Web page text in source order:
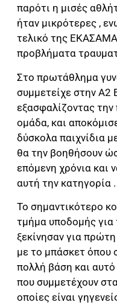
παρότι η μισές
ήταν μικρότερες ,
τελικό της
προβλήματα
Στο πρωτάθλημα
συμμετείχε στην Α2
εξασφαλίζοντας την
ομάδα, και
δύσκολα παιχνίδια
θα την βοηθήσουν
επόμενη χρόνια και
αυτή την κατηγορία .
Το σημαντικότερο
τμήμα υποδομής για
ξεκίνησαν για
με το μπάσκετ όπου
πολλή βάση και
που συμμετέχουν
οποίες είναι